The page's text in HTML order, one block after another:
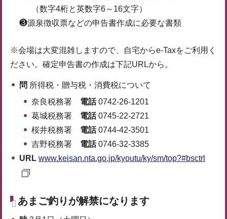
（数字4桁と英数字6～16文字）
❸源泉徴収票などの申告書作成に必要な書類
※会場は大変混雑しますので、自宅からe-Taxをご利用く
ださい。確定申告書の作成は下記URLから。
問 所得税・贈与税・消費税について
奈良税務署 電話0742-26-1201
葛城税務署 電話0745-22-2721
桜井税務署 電話0744-42-3501
吉野税務署 電話0746-32-3385
URL www.keisan.nta.go.jp/kyoutu/ky/sm/top?#bsctrl
あまご釣りが解禁になります